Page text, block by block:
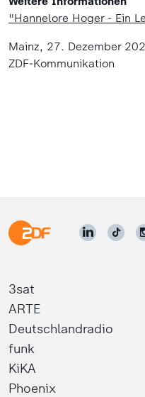
"Hannelore Hoger - Ein
Mainz, 27. Dezember
ZDF-Kommunikation
3sat
ARTE
Deutschlandradio
funk
KiKA
Phoenix